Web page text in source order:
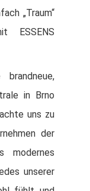
„Traum“
ESSENS
in Brno
uns zu
der
modernes
unserer